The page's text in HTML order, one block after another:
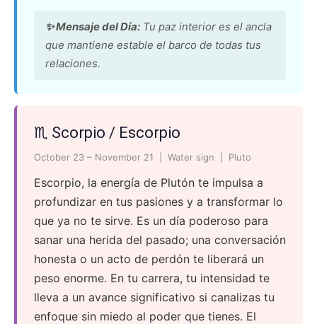
✨ Mensaje del Día: Tu paz interior es el ancla
que mantiene estable el barco de todas tus
relaciones.
♏ Scorpio / Escorpio
October 23 – November 21 | Water sign | Pluto
Escorpio, la energía de Plutón te impulsa a
profundizar en tus pasiones y a transformar lo
que ya no te sirve. Es un día poderoso para
sanar una herida del pasado; una conversación
honesta o un acto de perdón te liberará un
peso enorme. En tu carrera, tu intensidad te
lleva a un avance significativo si canalizas tu
enfoque sin miedo al poder que tienes. El